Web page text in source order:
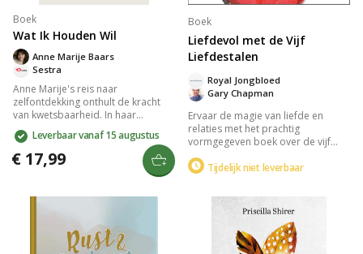
Boek
Wat Ik Houden Wil
Sestra
Anne Marije Baars
Anne Marije's reis naar
zelfontdekking onthult de kracht
van kwetsbaarheid. In haar
zoektocht naar authenticiteit leert
ze omgaan met burn-outs en
depressies, omarmt ze haar
autisme, en vindt ze vrijheid in
Leverbaar vanaf 15 augustus
€ 17,99
Boek
Liefdevol met de Vijf
Liefdestalen
Gary Chapman
Royal Jongbloed
Ervaar de magie van liefde en
relaties met het prachtig
vormgegeven boek over de vijf
talen van de liefde: positieve
woorden, tijd en aandacht,
lichamelijke aanraking. Ideaal als
huwelijkscadeau, biedt het
waardevolle inzichten om je
liefdestalen te begrijpen en te
Tijdelijk niet leverbaar